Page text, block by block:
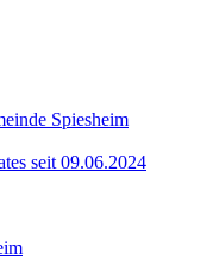
Spiesheim
seit 09.06.2024